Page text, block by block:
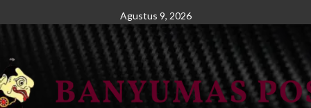
to
Agustus 9, 2026